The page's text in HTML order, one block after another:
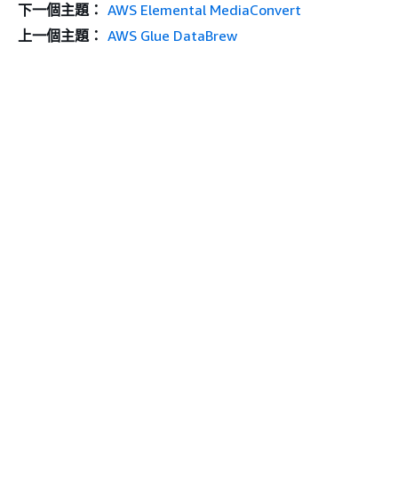
下一個主題： AWS Elemental MediaConvert
上一個主題： AWS Glue DataBrew